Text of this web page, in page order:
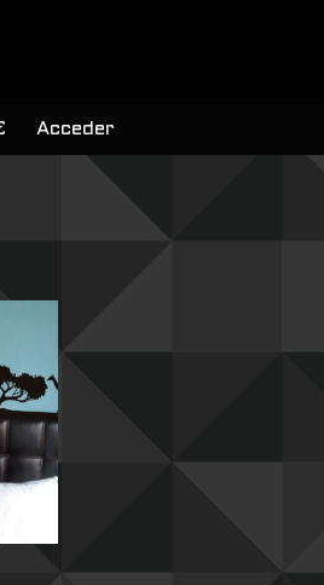
Acceder